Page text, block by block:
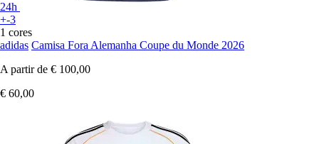
24h
+-3
1 cores
adidas Camisa Fora Alemanha Coupe du Monde 2026
A partir de € 100,00
€ 60,00